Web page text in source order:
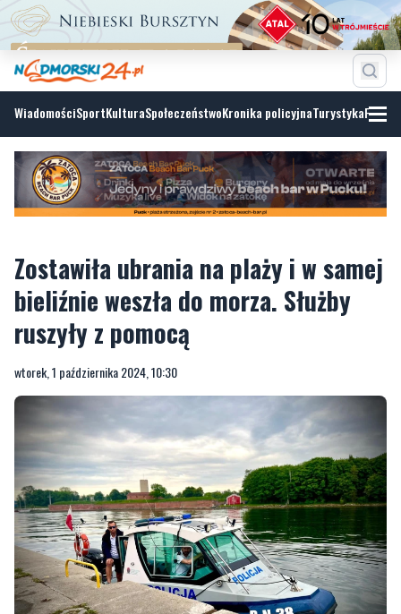
WiadomościSportKulturaSpołeczeństwoKronika policyjnaTurystyka
Zostawiła ubrania na plaży i w samej
ruszyły z pomocą
wtorek, 1 października 2024, 10:30
FOT. KOMISARIAT WODNY POLICJI W GDAŃSKU